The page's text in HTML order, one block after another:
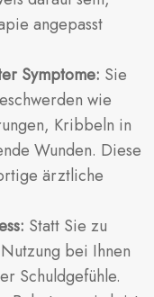
angepasst
Symptome: Sie
wie
Kribbeln in
Wunden. Diese
ärztliche
Statt Sie zu
bei Ihnen
Schuldgefühle.